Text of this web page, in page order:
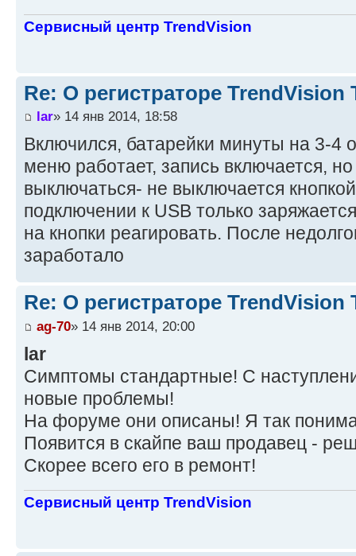
Сервисный центр TrendVision
Re: О регистраторе TrendVision
lar» 14 янв 2014, 18:58
Включился, батарейки минуты на 3-4
меню работает, запись включается,
выключаться- не выключается
подключении к USB только
на кнопки реагировать. После
заработало
Re: О регистраторе TrendVision
ag-70» 14 янв 2014, 20:00
lar
Симптомы стандартные! С
новые проблемы!
На форуме они описаны! Я так
Появится в скайпе ваш продавец -
Скорее всего его в ремонт!
Сервисный центр TrendVision